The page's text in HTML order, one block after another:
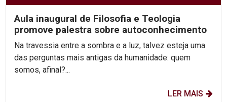
Aula inaugural de Filosofia e Teologia
promove palestra sobre autoconhecimento
Na travessia entre a sombra e a luz, talvez esteja uma
das perguntas mais antigas da humanidade: quem
somos, afinal?...
LER MAIS